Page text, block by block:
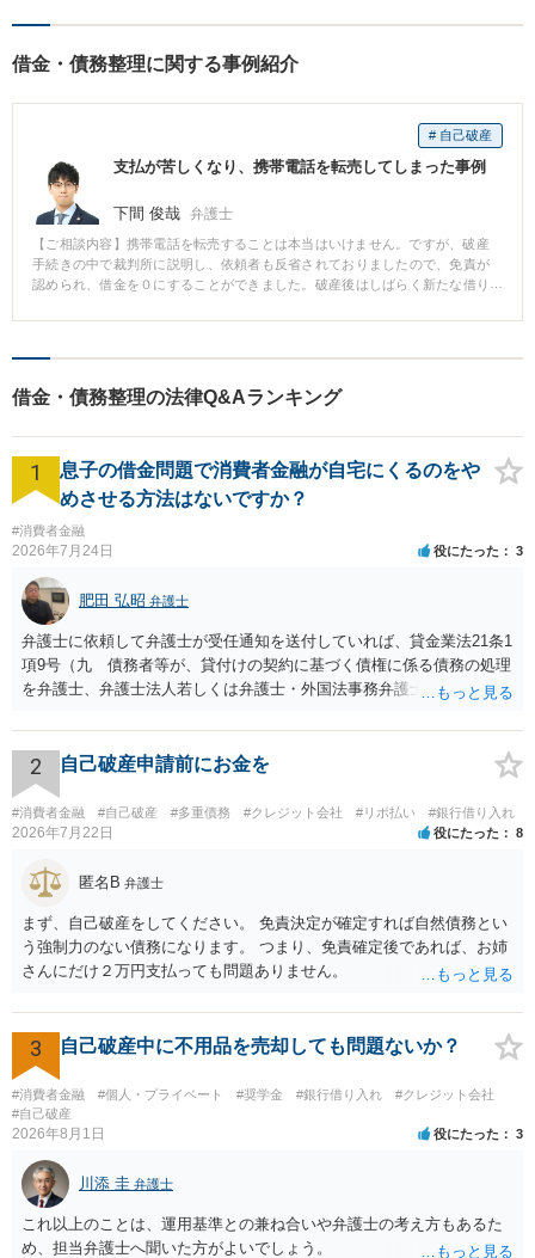
借金・債務整理に関する事例紹介
# 自己破産
支払が苦しくなり、携帯電話を転売してしまった事例
下間 俊哉 弁護士
【ご相談内容】携帯電話を転売することは本当はいけません。ですが、破産
手続きの中で裁判所に説明し、依頼者も反省されておりましたので、免責が
認められ、借金を０にすることができました。破産後はしばらく新たな借り
り戻すことができます。
借金・債務整理の法律Q&Aランキング
1
息子の借金問題で消費者金融が自宅にくるのをや
めさせる方法はないですか？
#消費者金融
2026年7月24日 役にたった 3
肥田 弘昭 弁護士
弁護士に依頼して弁護士が受任通知を送付していれば、貸金業法21条1
項9号（九 債務者等が、貸付けの契約に基づく債権に係る債務の処理
を弁護士、弁護士法人若しくは弁護士・外国法事務弁護士共同法人若
等」という。）に委託し、又はその処理のため必要な裁判所における
民事事件に関する手続をとり、弁護士等又は裁判所から書面によりそ
の旨の通知があつた場合において、正当な理由がないのに、債務者等
に対し、電話をかけ、電報を送達し、若しくはファクシミリ装置を用
いて送信し、又は訪問する方法により、当該債務を弁済することを要
かわらず、更にこれらの方法で当該債務を弁済することを要求するこ
処分申請、不退去罪が成立すれば警察に通報などの対応が考えられま
す。ご参考にしてください。
2 自己破産申請前にお金を
#消費者金融 #自己破産 #多重債務 #クレジット会社 #リボ払い #銀行借り入れ
2026年7月22日 役にたった 8
匿名B 弁護士
まず、自己破産をしてください。 免責決定が確定すれば自然債務とい
う強制力のない債務になります。 つまり、免責確定後であれば、お姉
さんにだけ２万円支払っても問題ありません。
3 自己破産中に不用品を売却しても問題ないか？
#消費者金融 #個人・プライベート #奨学金 #銀行借り入れ
#クレジット会社
#自己破産
2026年8月1日 役にたった 3
川添 圭 弁護士
これ以上のことは、運用基準との兼ね合いや弁護士の考え方もあるた
め、担当弁護士へ聞いた方がよいでしょう。